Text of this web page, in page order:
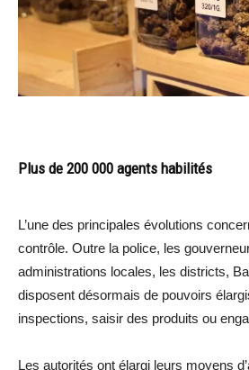
Plus de 200 000 agents habilités
L’une des principales évolutions
contrôle. Outre la police, les
administrations locales, les districts,
disposent désormais de pouvoirs
inspections, saisir des produits ou
Les autorités ont élargi leurs moyens